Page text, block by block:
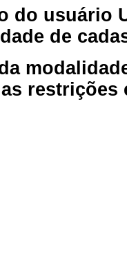
do usuário
de
restrições